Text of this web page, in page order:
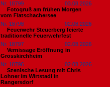
Nr. 18799
03.08.2026
Fotogruß am frühen Morgen
vom Flatschachersee
Nr. 18798
02.08.2026
Feuerwehr Steuerberg feierte
traditionelle Feuerwehrfest
Nr. 18797
02.08.2026
Vernissage Eröffnung in
Grosskirchheim
Nr. 18796
02.08.2026
Szenische Lesung mit Chris
Lohner im Wirtstadl in
Rangersdorf